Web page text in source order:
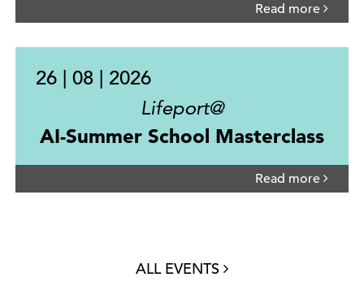
Read more
26 | 08 | 2026
Lifeport@
AI-Summer School Masterclass
Read more
ALL EVENTS